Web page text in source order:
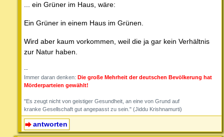
... ein Grüner im Haus, wäre:
Ein Grüner in einem Haus im Grünen.
Wird aber kaum vorkommen, weil die ja gar kein Verhältnis
zur Natur haben.
--
Immer daran denken: Die große Mehrheit der deutschen Bevölkerung hat
Mörderparteien gewählt!
"Es zeugt nicht von geistiger Gesundheit, an eine von Grund auf
kranke Gesellschaft gut angepasst zu sein." (Jiddu Krishnamurti)
antworten